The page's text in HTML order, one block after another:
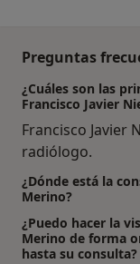
Preguntas
¿Cuáles son las
Francisco Javier
Francisco Javier
radiólogo.
¿Dónde está la
Merino?
¿Puedo hacer la
Merino de forma
hasta su consulta?